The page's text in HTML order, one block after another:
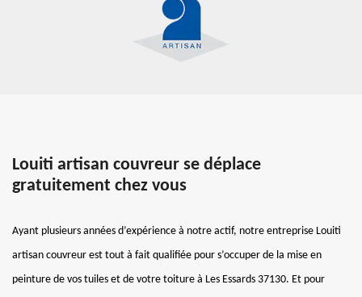
Louiti artisan couvreur se déplace
gratuitement chez vous
Ayant plusieurs années d’expérience à notre actif, notre entreprise Louiti
artisan couvreur est tout à fait qualifiée pour s’occuper de la mise en
peinture de vos tuiles et de votre toiture à Les Essards 37130. Et pour